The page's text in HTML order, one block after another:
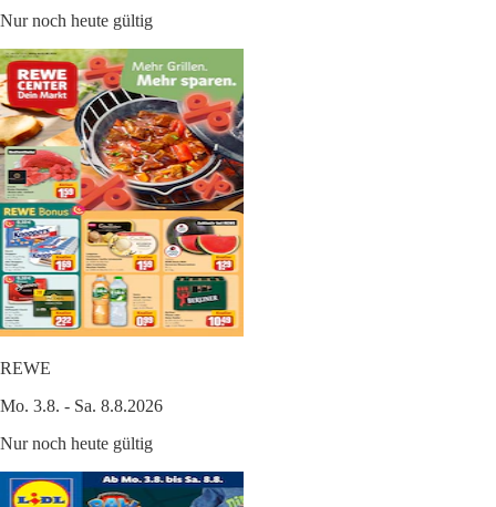
Nur noch heute gültig
REWE
Mo. 3.8. - Sa. 8.8.2026
Nur noch heute gültig